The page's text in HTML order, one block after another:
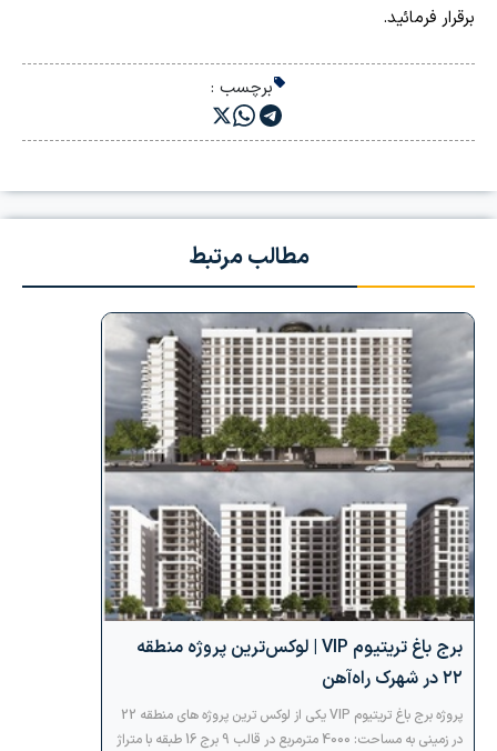
برقرار فرمائید.
برچسب :
مطالب مرتبط
برج باغ تریتیوم VIP | لوکس‌ترین پروژه منطقه
۲۲ در شهرک راه‌آهن
پروژه برج باغ تریتیوم VIP یکی از لوکس ترین پروژه های منطقه 22
در زمینی به مساحت: 4000 مترمربع در قالب 9 برج 16 طبقه با متراژ